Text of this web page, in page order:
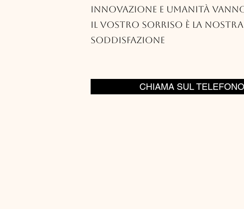
innovazione e umanità
Il vostro sorriso è la nostra
soddisfazione
CHIAMA SUL